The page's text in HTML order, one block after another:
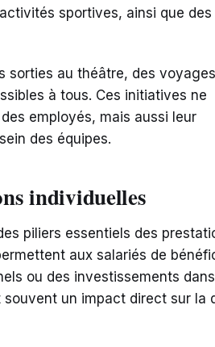
sportives, ainsi que des
sorties au théâtre, des
à tous. Ces initiatives ne
employés, mais aussi leur
des équipes.
individuelles
piliers essentiels des
aux salariés de
ou des investissements
un impact direct sur la